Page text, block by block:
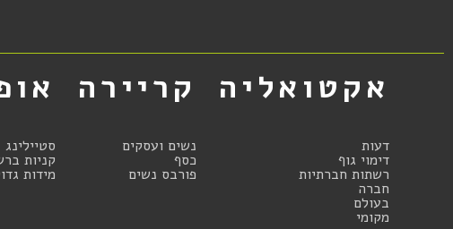
אקטואליה
דעות
דימוי גוף
רשתות חברתיות
חברה
בעולם
מקומי
קריירה
נשים ועסקים
כסף
פורבס נשים
סטיילינג
קניות
מידות